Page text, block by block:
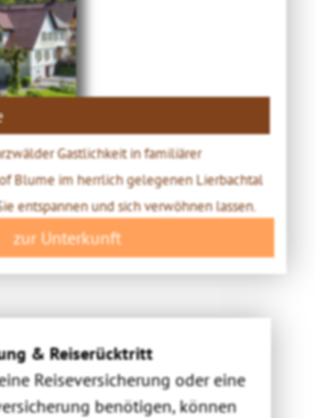
Gastlichkeit in familiärer
Blume im herrlich gelegenen Lierbachtal
entspannen und sich verwöhnen lassen.
zur Unterkunft
& Reiserücktritt
Reiseversicherung oder eine
benötigen, können